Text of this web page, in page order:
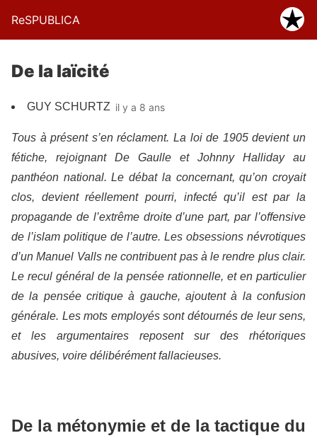
ReSPUBLICA
De la laïcité
GUY SCHURTZ il y a 8 ans
Tous à présent s’en réclament. La loi de 1905 devient un
fétiche, rejoignant De Gaulle et Johnny Halliday au
panthéon national. Le débat la concernant, qu’on croyait
clos, devient réellement pourri, infecté qu’il est par la
propagande de l’extrême droite d’une part, par l’offensive
de l’islam politique de l’autre. Les obsessions névrotiques
d’un Manuel Valls ne contribuent pas à le rendre plus clair.
Le recul général de la pensée rationnelle, et en particulier
de la pensée critique à gauche, ajoutent à la confusion
générale. Les mots employés sont détournés de leur sens,
et les argumentaires reposent sur des rhétoriques
abusives, voire délibérément fallacieuses.
De la métonymie et de la tactique du